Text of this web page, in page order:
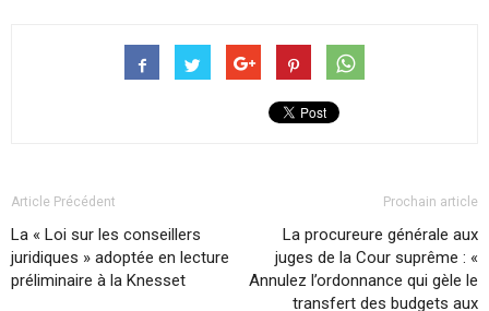
Article Précédent
La « Loi sur les conseillers
juridiques » adoptée en lecture
préliminaire à la Knesset
Prochain article
La procureure générale aux
juges de la Cour suprême : «
Annulez l’ordonnance qui gèle le
transfert des budgets aux